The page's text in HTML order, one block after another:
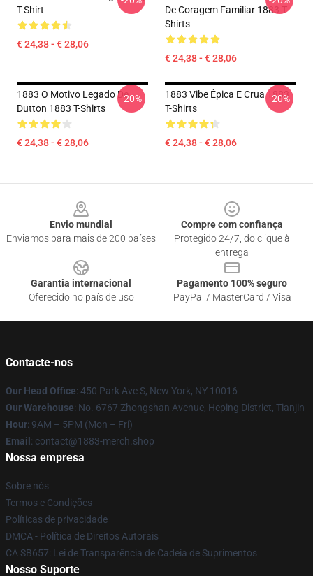
T-Shirt
€ 24,38 - € 28,06
De Coragem Familiar 1883 T-
Shirts
€ 24,38 - € 28,06
1883 O Motivo Legado De
Dutton 1883 T-Shirts
€ 24,38 - € 28,06
-20%
1883 Vibe Épica E Crua 1883
T-Shirts
€ 24,38 - € 28,06
-20%
Envio mundial
Enviamos para mais de 200 países
Compre com confiança
Protegido 24/7, do clique à
entrega
Garantia internacional
Oferecido no país de uso
Pagamento 100% seguro
PayPal / MasterCard / Visa
Contacte-nos
Our Head Office: 450 Park Ave S, New York, NY 10016
Our Warehouse: No. 6767 Zhongshan Avenue, Heping District, Tianjin
Hour: 9AM – 5PM (Mon – Fri)
Email : contact@1883-merch.shop
Nossa empresa
Sobre nós
Termos e Condições
Políticas de privacidade
DMCA - Política de Direitos Autorais
CA SB657: Lei de Transparência de Cadeia de Suprimentos
Nosso Suporte